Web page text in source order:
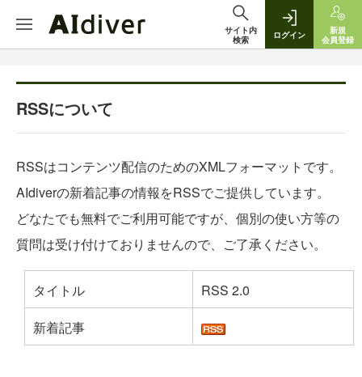
サイト内
検索
ログイン
新規
会員登録
RSSについて
RSSはコンテンツ配信のためのXMLフォーマットです。
AIdiverの新着記事の情報をRSSでご提供しています。
どなたでも無料でご利用可能ですが、個別の使い方等の
質問は受け付けておりませんので、ご了承ください。
タイトル
RSS 2.0
新着記事